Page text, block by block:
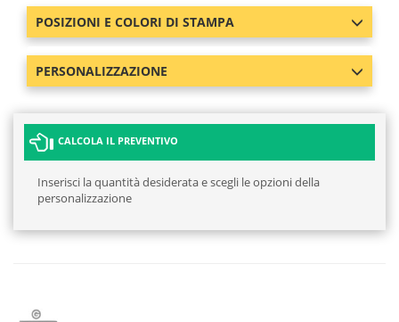
POSIZIONI E COLORI DI STAMPA
PERSONALIZZAZIONE
CALCOLA IL PREVENTIVO
Inserisci la quantità desiderata e scegli le opzioni della
personalizzazione